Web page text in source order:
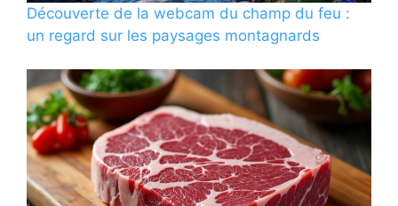
Découverte de la webcam du champ du feu :
un regard sur les paysages montagnards